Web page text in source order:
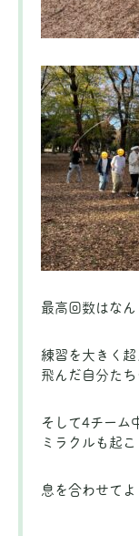
最高回数はなん
練習を大きく超
飛んだ自分た
そして4チーム
ミラクルも起
息を合わせてよ